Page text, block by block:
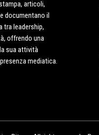
articoli,
documentano il
tra leadership,
offrendo una
sua attività
mediatica.